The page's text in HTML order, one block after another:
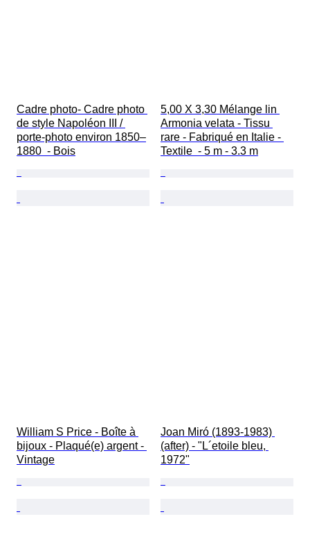
Cadre photo- Cadre photo
de style Napoléon III /
porte-photo environ 1850–
1880  - Bois
5,00 X 3,30 Mélange lin
Armonia velata - Tissu
rare - Fabriqué en Italie -
Textile  - 5 m - 3.3 m
William S Price - Boîte à
bijoux - Plaqué(e) argent -
Vintage
Joan Miró (1893-1983)
(after) - "L´etoile bleu,
1972"